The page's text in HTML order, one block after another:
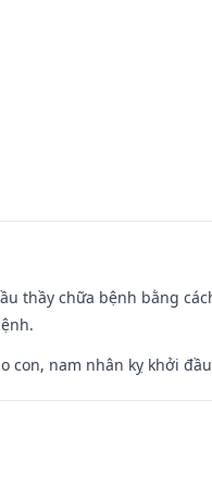
thầy chữa bệnh bằng
con, nam nhân kỵ khởi